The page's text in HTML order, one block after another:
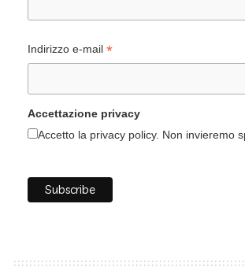
Indirizzo e-mail *
Accettazione privacy
Accetto la privacy policy. Non invieremo